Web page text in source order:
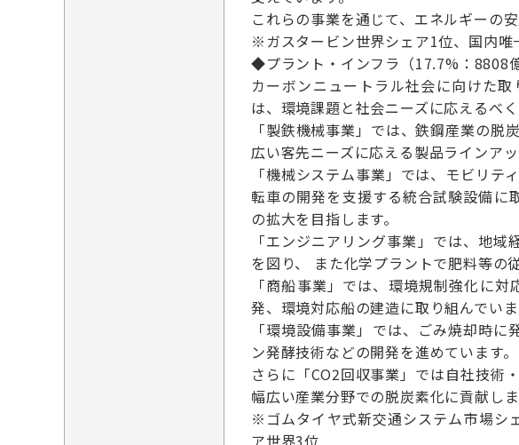
これらの事業を通じて、エネルギーの
※ガスタービン世界シェア1位、国内唯
◆プラント・インフラ（17.7%：8808億
カーボンニュートラル社会に向けた
は、環境課題と社会ニーズに応えるべ
「製鉄機械事業」では、鉄鋼産業の
広い客先ニーズに応える製品ラインアッ
「機械システム事業」では、モビリ
転車の開発を支援する統合試験設備に
の拡大を目指します。
「エンジニアリング事業」では、地
を図り、 また化学プラントで肥料等の
「商船事業」では、環境規制強化に
発、環境対応船の建造に取り組んでいま
「環境設備事業」では、ごみ焼却時
ン発酵技術などの開発を進めています。
さらに「CO2回収事業」では自社技術
幅広い産業分野での脱炭素化に貢献しま
※ゴムタイヤ式新交通システム市場シ
ア世界3位